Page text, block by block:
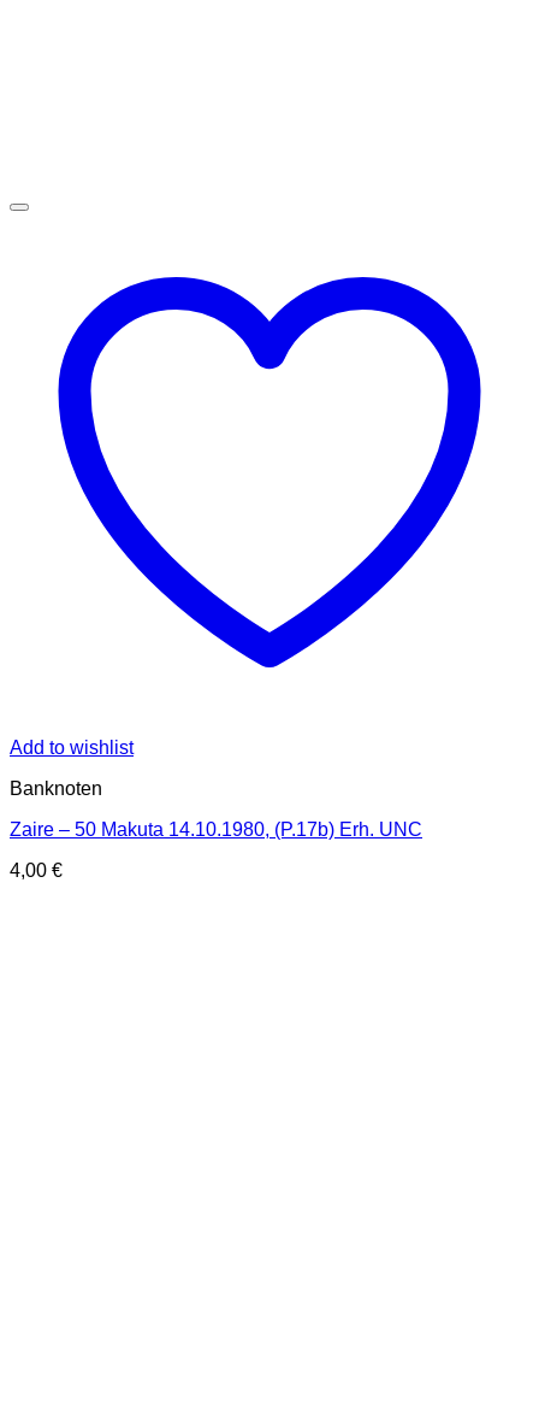
Add to wishlist
Banknoten
Zaire – 50 Makuta 14.10.1980, (P.17b) Erh. UNC
4,00 €